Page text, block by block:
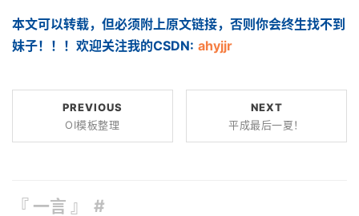
本文可以转载，但必须附上原文链接，否则你会终生找不到
妹子！！！欢迎关注我的CSDN: ahyjjr
PREVIOUS
OI模板整理
NEXT
平成最后一夏！
『 一言 』